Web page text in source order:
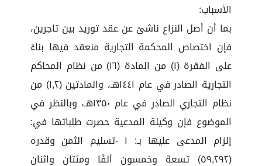
الأسباب:
بما أن أصل النزاع ناشئ عن عقد توريد بين تاجرين،
فإن اختصاص المحكمة التجارية منعقد فيها بناءً
على الفقرة (١) من المادة (١٦) من نظام المحاكم
التجارية الصادر في عام ١٤٤١هـ، والمادتين (١,٢) من
نظام التجاري الصادر في عام ١٣٥٠هـ، وبالنظر في
الموضوع فإن وكيلة المدعية حصرت طلباتها في:
إلزام المدعى عليها بـ: ١ -تسليم الثمن وقدره
(٥٩,٢٩٢) تسعة وخمسون ألفًا ومئتان واثنان